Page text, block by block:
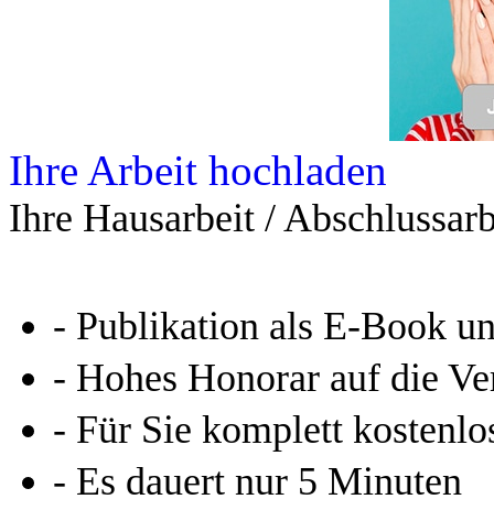
Ihre Arbeit hochladen
Ihre Hausarbeit /
- Publikation als E-Book
- Hohes Honorar auf die
- Für Sie komplett
- Es dauert nur 5 Minuten